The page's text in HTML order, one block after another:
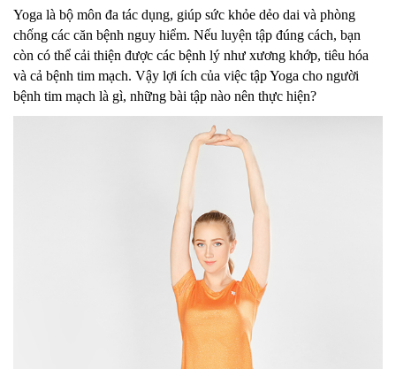
Yoga là bộ môn đa tác dụng, giúp sức khỏe dẻo dai và phòng
chống các căn bệnh nguy hiểm. Nếu luyện tập đúng cách, bạn
còn có thể cải thiện được các bệnh lý như xương khớp, tiêu hóa
và cả bệnh tim mạch. Vậy lợi ích của việc tập Yoga cho người
bệnh tim mạch là gì, những bài tập nào nên thực hiện?